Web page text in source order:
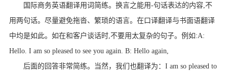
国际商务英语翻译用词简练。换言之能用-句话表达的内容,不
用两句话。尽量避免拖沓、繁琐的语言。在口译翻译与书面语翻译
中均是如此。如在和客户谈话时,不要用太复杂的句子。例如 :A:
Hello. I am so pleased to see you again. B: Hello again,
后面的回答非常简练。当然，我们也翻译为： I am so pleased to